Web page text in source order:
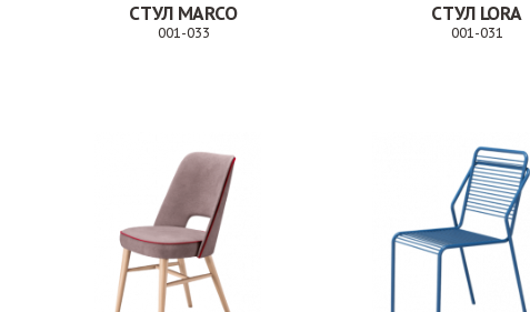
СТУЛ MARCO
001-033
СТУЛ LORA
001-031